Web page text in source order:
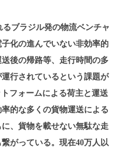
るブラジル発の物流ベンチャ
化の進んでいない非効率的
後の帰路等、走行時間の多
行されているという課題が
フォームによる荷主と運送
的な多くの貨物運送による
、貨物を載せない無駄な走
がっている。現在40万人以